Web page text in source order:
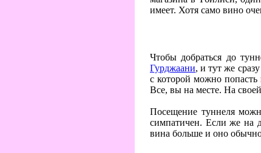
имеет. Хотя само вино
Чтобы добраться до
Гурджаани, и тут же
с которой можно
Все, вы на месте. На
Посещение туннеля
симпатичен. Если же на
вина больше и оно